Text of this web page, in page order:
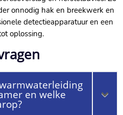
onnodig hak en breekwerk en
detectieapparatuur en een
oplossing.​
en welke